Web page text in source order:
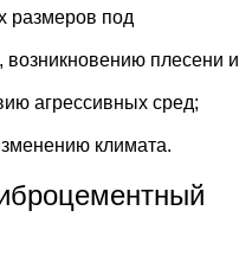
размеров под
возникновению плесени и
агрессивных сред;
климата.